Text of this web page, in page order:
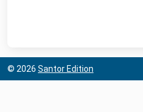
© 2026 Santor Edition